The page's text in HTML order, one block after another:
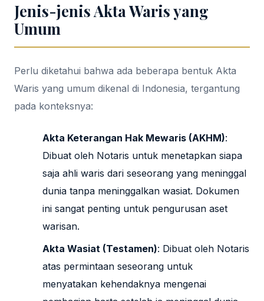
Jenis-jenis Akta Waris yang
Umum
Perlu diketahui bahwa ada beberapa bentuk Akta
Waris yang umum dikenal di Indonesia, tergantung
pada konteksnya:
Akta Keterangan Hak Mewaris (AKHM):
Dibuat oleh Notaris untuk menetapkan siapa
saja ahli waris dari seseorang yang meninggal
dunia tanpa meninggalkan wasiat. Dokumen
ini sangat penting untuk pengurusan aset
warisan.
Akta Wasiat (Testamen): Dibuat oleh Notaris
atas permintaan seseorang untuk
menyatakan kehendaknya mengenai